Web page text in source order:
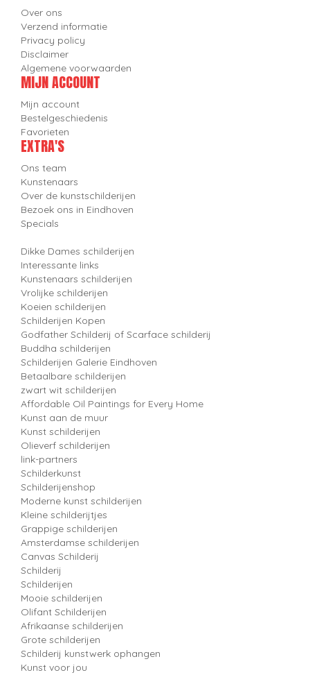
Over ons
Verzend informatie
Privacy policy
Disclaimer
Algemene voorwaarden
MIJN ACCOUNT
Mijn account
Bestelgeschiedenis
Favorieten
EXTRA'S
Ons team
Kunstenaars
Over de kunstschilderijen
Bezoek ons in Eindhoven
Specials
Dikke Dames schilderijen
Interessante links
Kunstenaars schilderijen
Vrolijke schilderijen
Koeien schilderijen
Schilderijen Kopen
Godfather Schilderij of Scarface schilderij
Buddha schilderijen
Schilderijen Galerie Eindhoven
Betaalbare schilderijen
zwart wit schilderijen
Affordable Oil Paintings for Every Home
Kunst aan de muur
Kunst schilderijen
Olieverf schilderijen
link-partners
Schilderkunst
Schilderijenshop
Moderne kunst schilderijen
Kleine schilderijtjes
Grappige schilderijen
Amsterdamse schilderijen
Canvas Schilderij
Schilderij
Schilderijen
Mooie schilderijen
Olifant Schilderijen
Afrikaanse schilderijen
Grote schilderijen
Schilderij kunstwerk ophangen
Kunst voor jou